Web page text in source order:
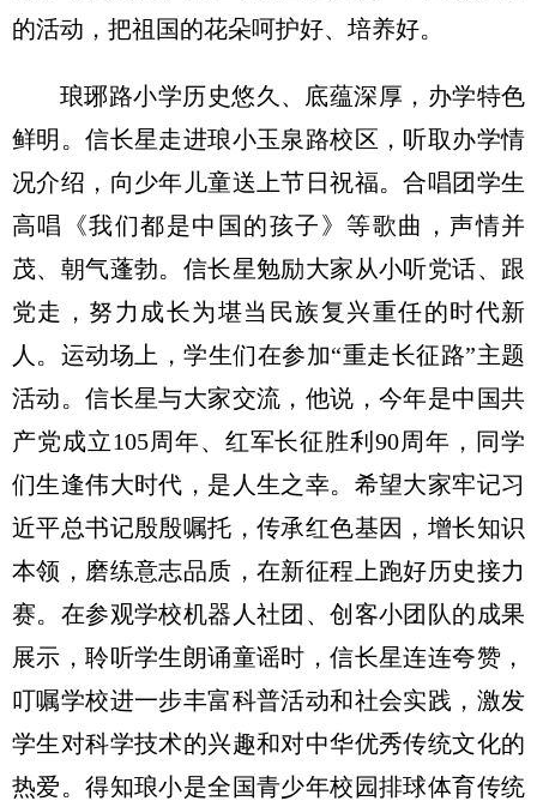
的活动，把祖国的花朵呵护好、培养好。
琅琊路小学历史悠久、底蕴深厚，办学特色
鲜明。信长星走进琅小玉泉路校区，听取办学情
况介绍，向少年儿童送上节日祝福。合唱团学生
高唱《我们都是中国的孩子》等歌曲，声情并
茂、朝气蓬勃。信长星勉励大家从小听党话、跟
党走，努力成长为堪当民族复兴重任的时代新
人。运动场上，学生们在参加“重走长征路”主题
活动。信长星与大家交流，他说，今年是中国共
产党成立105周年、红军长征胜利90周年，同学
们生逢伟大时代，是人生之幸。希望大家牢记习
近平总书记殷殷嘱托，传承红色基因，增长知识
本领，磨练意志品质，在新征程上跑好历史接力
赛。在参观学校机器人社团、创客小团队的成果
展示，聆听学生朗诵童谣时，信长星连连夸赞，
叮嘱学校进一步丰富科普活动和社会实践，激发
学生对科学技术的兴趣和对中华优秀传统文化的
热爱。得知琅小是全国青少年校园排球体育传统